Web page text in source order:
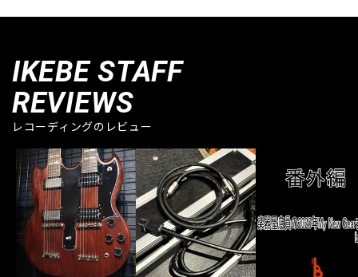
IKEBE STAFF
REVIEWS
レコーディングのレビュー